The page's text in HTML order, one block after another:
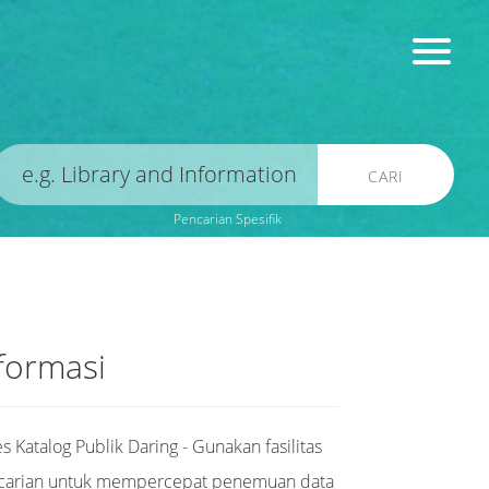
CARI
Pencarian Spesifik
Katalog Publik Daring - Gunakan fasilitas
untuk mempercepat penemuan data